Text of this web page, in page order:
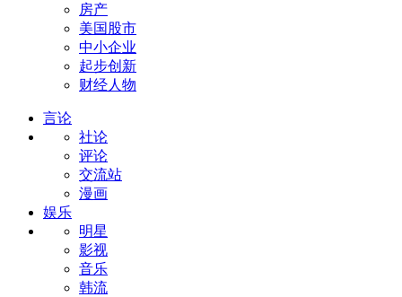
房产
美国股市
中小企业
起步创新
财经人物
言论
社论
评论
交流站
漫画
娱乐
明星
影视
音乐
韩流